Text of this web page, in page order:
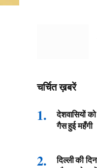
चर्चित ख़बरें
देशवासियों
गैस हुई महँगी
दिल्ली की